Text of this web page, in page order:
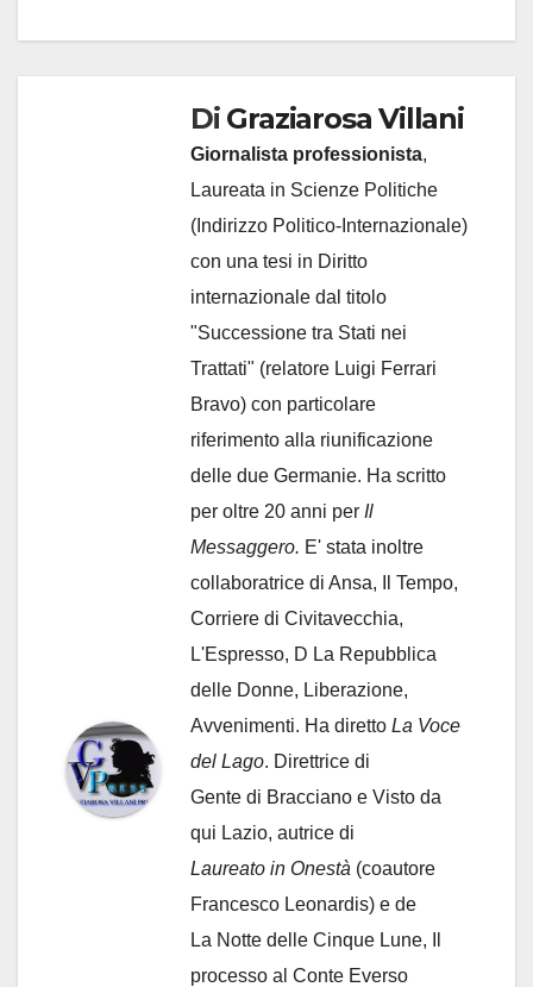
Di Graziarosa Villani
Giornalista professionista,
Laureata in Scienze Politiche
(Indirizzo Politico-Internazionale)
con una tesi in Diritto
internazionale dal titolo
"Successione tra Stati nei
Trattati" (relatore Luigi Ferrari
Bravo) con particolare
riferimento alla riunificazione
delle due Germanie. Ha scritto
per oltre 20 anni per Il
Messaggero. E' stata inoltre
collaboratrice di Ansa, Il Tempo,
Corriere di Civitavecchia,
L'Espresso, D La Repubblica
delle Donne, Liberazione,
Avvenimenti. Ha diretto La Voce
del Lago. Direttrice di
Gente di Bracciano e Visto da
qui Lazio, autrice di
Laureato in Onestà (coautore
Francesco Leonardis) e de
La Notte delle Cinque Lune, Il
processo al Conte Everso